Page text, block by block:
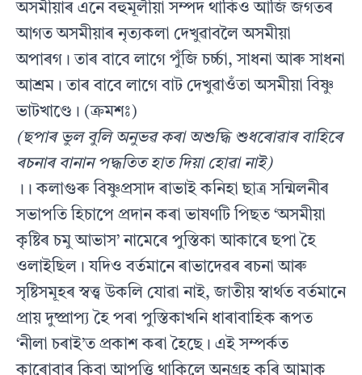
অসমীয়াৰ এনে বহুমূলীয়া সম্পদ থাকিও আজি জগতৰ
আগত অসমীয়াৰ নৃত্যকলা দেখুৱাবলৈ অসমীয়া
অপাৰগ। তাৰ বাবে লাগে পুঁজি চৰ্চ্চা, সাধনা আৰু সাধনা
আশ্ৰম। তাৰ বাবে লাগে বাট দেখুৱাওঁতা অসমীয়া বিষ্ণু
ভাটখাণ্ডে। (ক্ৰমশঃ)
(ছপাৰ ভুল বুলি অনুভৱ কৰা অশুদ্ধি শুধৰোৱাৰ বাহিৰে
ৰচনাৰ বানান পদ্ধতিত হাত দিয়া হোৱা নাই)
।। কলাগুৰু বিষ্ণুপ্ৰসাদ ৰাভাই কনিহা ছাত্ৰ সন্মিলনীৰ
সভাপতি হিচাপে প্ৰদান কৰা ভাষণটি পিছত ‘অসমীয়া
কৃষ্টিৰ চমু আভাস’ নামেৰে পুস্তিকা আকাৰে ছপা হৈ
ওলাইছিল। যদিও বৰ্তমানে ৰাভাদেৱৰ ৰচনা আৰু
সৃষ্টিসমূহৰ স্বত্ত্ব উকলি যোৱা নাই, জাতীয় স্বাৰ্থত বৰ্তমানে
প্ৰায় দুষ্প্ৰাপ্য হৈ পৰা পুস্তিকাখনি ধাৰাবাহিক ৰূপত
‘নীলা চৰাই’ত প্ৰকাশ কৰা হৈছে। এই সম্পৰ্কত
কাৰোবাৰ কিবা আপত্তি থাকিলে অনুগ্ৰহ কৰি আমাক